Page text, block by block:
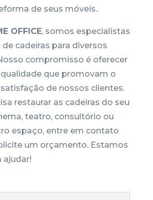
de seus móveis..
OFFICE, somos especialistas
cadeiras para diversos
compromisso é oferecer
que promovam o
de nossos clientes.
restaurar as cadeiras do seu
teatro, consultório ou
espaço, entre em contato
um orçamento. Estamos
ajudar!